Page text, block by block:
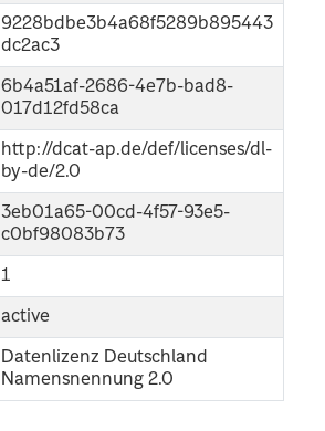
9228bdbe3b4a68f5289b895443
dc2ac3
6b4a51af-2686-4e7b-bad8-
017d12fd58ca
http://dcat-ap.de/def/licenses/dl-
by-de/2.0
3eb01a65-00cd-4f57-93e5-
c0bf98083b73
1
active
Datenlizenz Deutschland
Namensnennung 2.0